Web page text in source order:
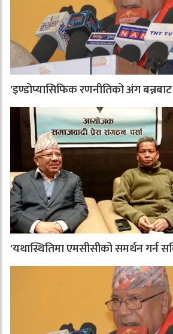
'इण्डोप्यासिफिक रणनीतिको अंग
'यथास्थितिमा एमसीसीको समर्थन गर्न